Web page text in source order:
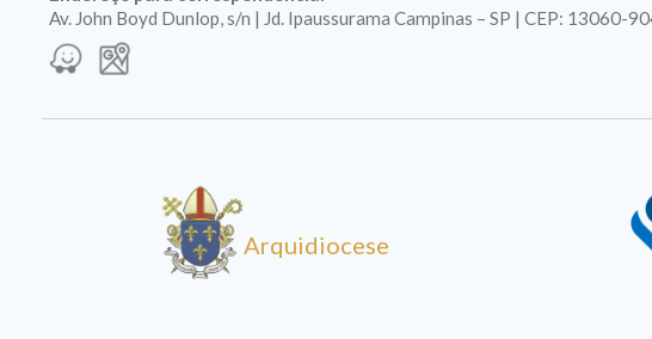
Av. John Boyd Dunlop, s/n | Jd. Ipaussurama Campinas – SP | CEP: 13060-
Arquidiocese